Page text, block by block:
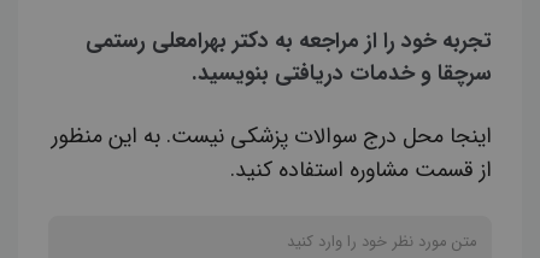
تجربه خود را از مراجعه به دکتر بهرامعلی رستمی
سرچقا و خدمات دریافتی بنویسید.
اینجا محل درج سوالات پزشکی نیست. به این منظور
از قسمت مشاوره استفاده کنید.